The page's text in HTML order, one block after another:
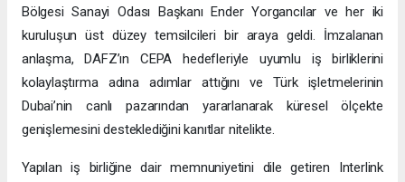
Bölgesi Sanayi Odası Başkanı Ender Yorgancılar ve her iki
kuruluşun üst düzey temsilcileri bir araya geldi. İmzalanan
anlaşma, DAFZ’ın CEPA hedefleriyle uyumlu iş birliklerini
kolaylaştırma adına adımlar attığını ve Türk işletmelerinin
Dubai’nin canlı pazarından yararlanarak küresel ölçekte
genişlemesini desteklediğini kanıtlar nitelikte.
Yapılan iş birliğine dair memnuniyetini dile getiren Interlink